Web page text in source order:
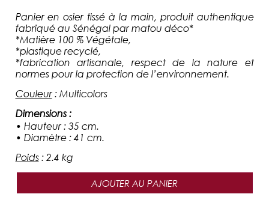
Panier en osier tissé à la main, produit authentique
fabriqué au Sénégal par matou déco*
*Matière 100 % Végétale,
*plastique recyclé,
*fabrication artisanale, respect de la nature et
normes pour la protection de l’environnement.
Couleur: Multicolors
Dimensions:
• Hauteur : 35 cm.
• Diamètre : 41 cm.
Poids: 2.4 kg
AJOUTER AU PANIER